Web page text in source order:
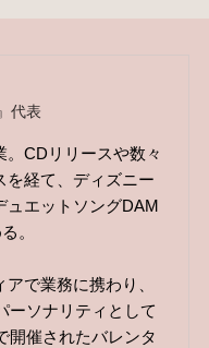
代表
CDリリースや数々
を経て、ディズニー
ュエットソングDAM
。
で業務に携わり、
ーソナリティとして
開催されたバレンタ